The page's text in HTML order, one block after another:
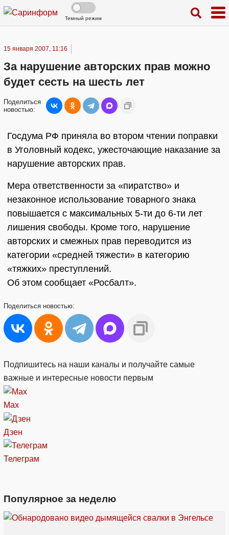
Темный режим
15 января 2007, 11:16
За нарушение авторских прав можно
будет сесть на шесть лет
Поделиться
новостью:
Госдума РФ приняла во втором чтении поправки
в Уголовный кодекс, ужесточающие наказание за
нарушение авторских прав.
Мера ответственности за «пиратство» и
незаконное использование товарного знака
повышается с максимальных 5-ти до 6-ти лет
лишения свободы. Кроме того, нарушение
авторских и смежных прав переводится из
категории «средней тяжести» в категорию
«тяжких» преступлений.
Об этом сообщает «Росбалт».
Поделиться новостью:
Подпишитесь на наши каналы и получайте самые
важные и интересные новости первым
Max
Дзен
Телеграм
Популярное за неделю